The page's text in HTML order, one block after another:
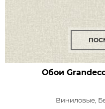
Обои
Виниловые,